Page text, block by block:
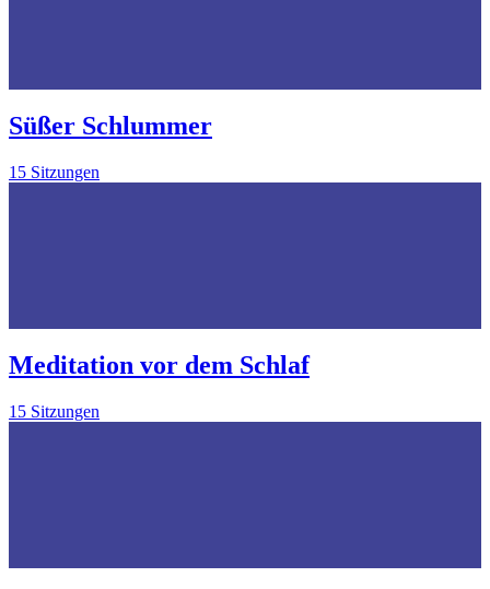
Süßer Schlummer
15 Sitzungen
Meditation vor dem Schlaf
15 Sitzungen